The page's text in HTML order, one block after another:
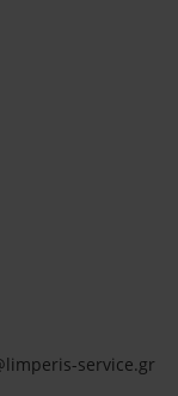
service.gr